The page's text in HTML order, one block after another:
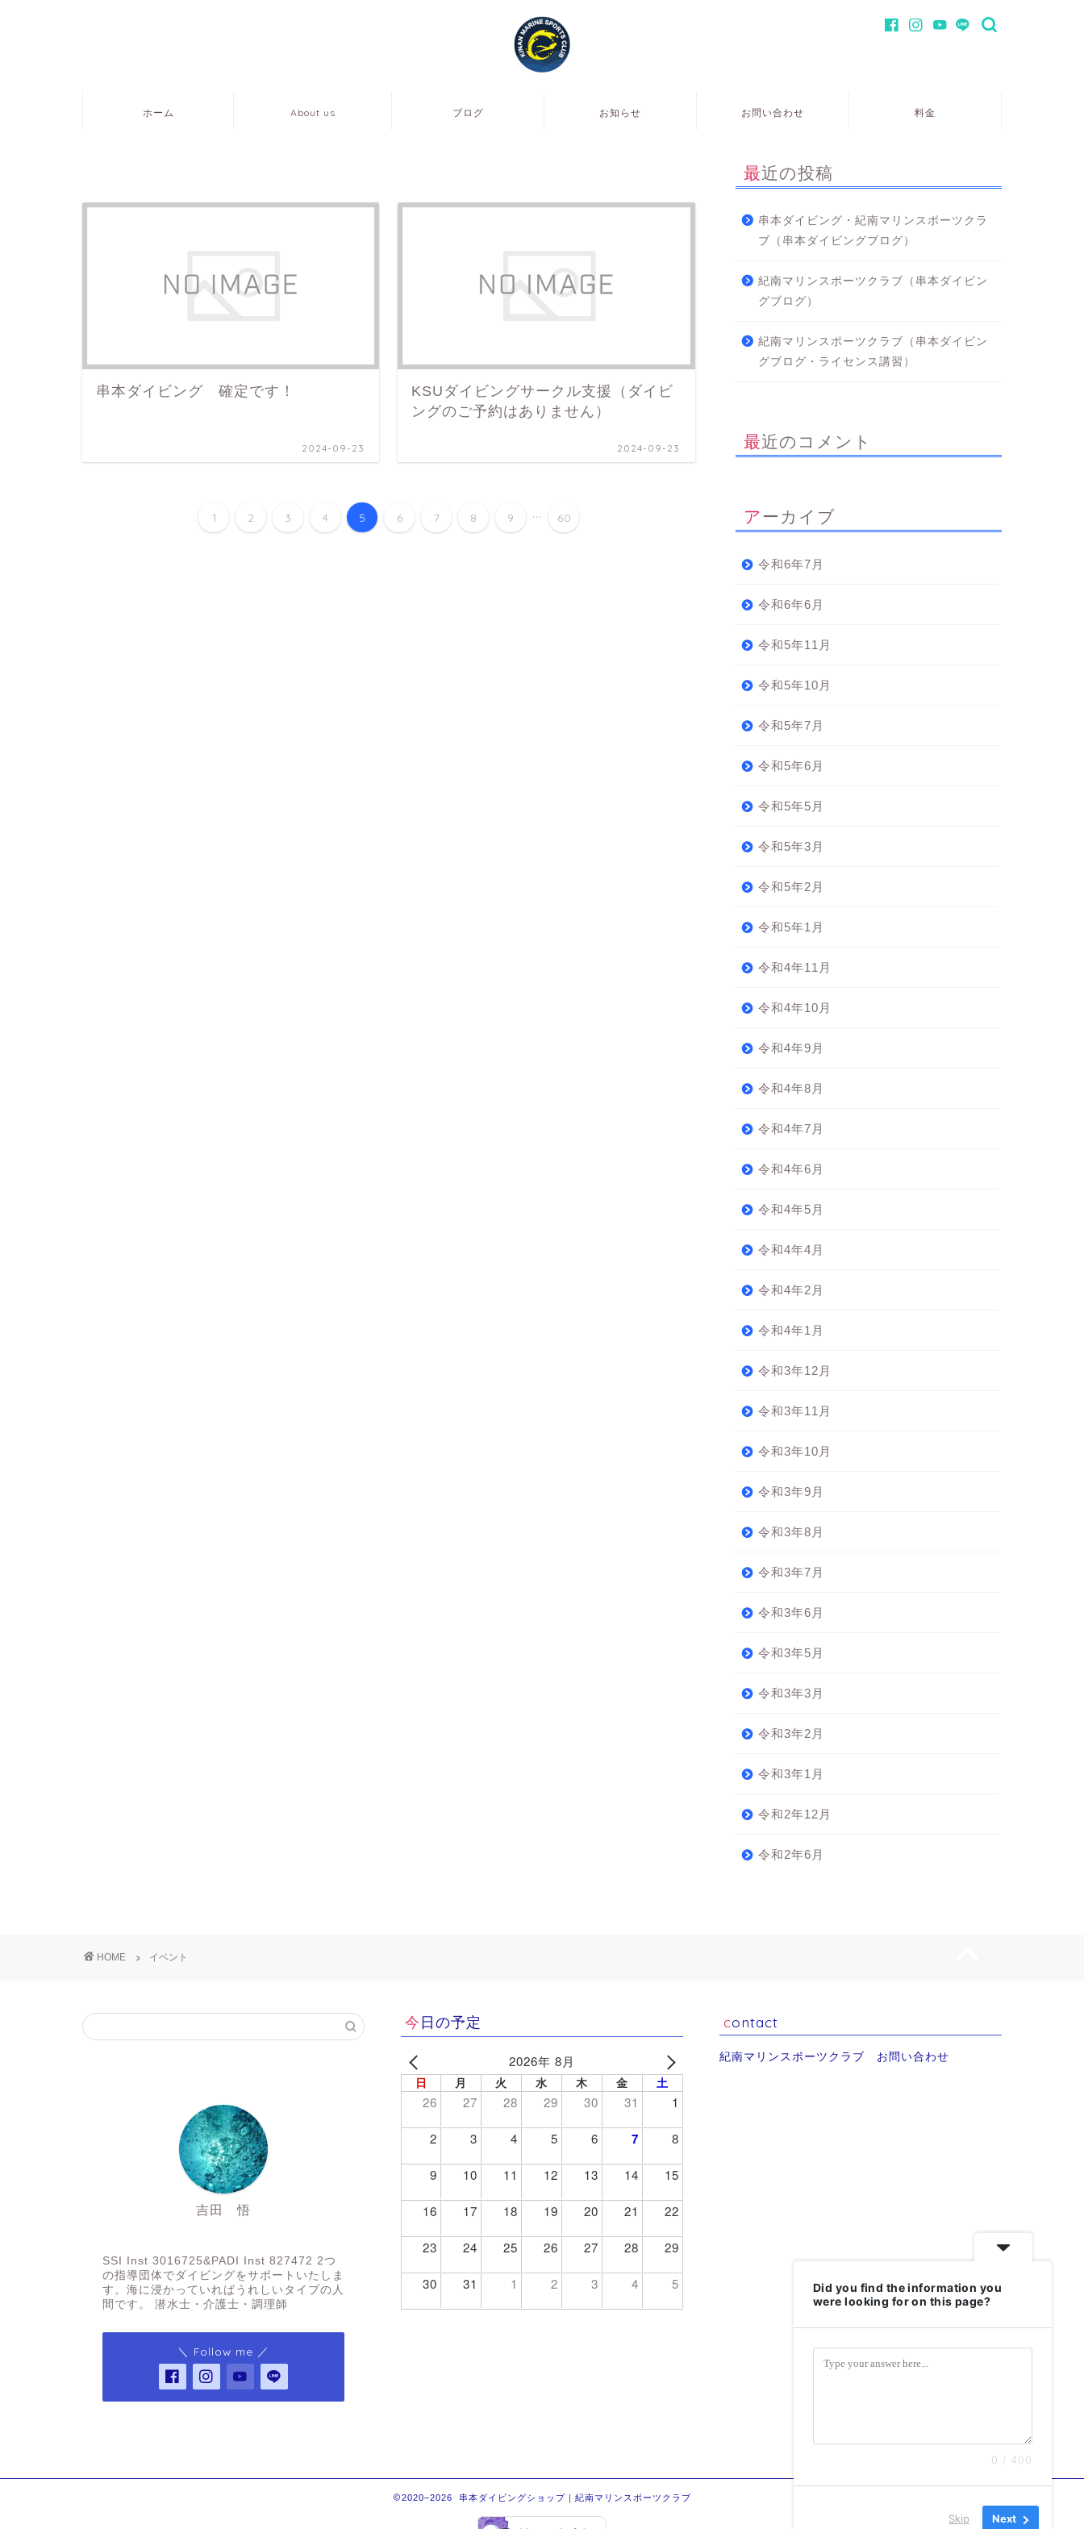
ホーム About us ブログ お知らせ お問い合わせ 料金
串本ダイビング 確定です！
2024-09-23
KSUダイビングサークル支援（ダイビ
ングのご予約はありません）
2024-09-23
1 2 3 4 5 6 7 8 9 ... 60
最近の投稿
串本ダイビング・紀南マリンスポーツクラ
ブ（串本ダイビングブログ）
紀南マリンスポーツクラブ（串本ダイビン
グブログ）
紀南マリンスポーツクラブ（串本ダイビン
グブログ・ライセンス講習）
最近のコメント
アーカイブ
令和6年7月
令和6年6月
令和5年11月
令和5年10月
令和5年7月
令和5年6月
令和5年5月
令和5年3月
令和5年2月
令和5年1月
令和4年11月
令和4年10月
令和4年9月
令和4年8月
令和4年7月
令和4年6月
令和4年5月
令和4年4月
令和4年2月
令和4年1月
令和3年12月
令和3年11月
令和3年10月
令和3年9月
令和3年8月
令和3年7月
令和3年6月
令和3年5月
令和3年3月
令和3年2月
令和3年1月
令和2年12月
令和2年6月
HOME イベント
吉田 悟
SSI Inst 3016725&PADI Inst 827472 2つ
の指導団体でダイビングをサポートいたしま
す。海に浸かっていればうれしいタイプの人
間です。 潜水士・介護士・調理師
＼ Follow me ／
今日の予定
2026年 8月
日 月 火 水 木 金 土
26 27 28 29 30 31 1
2 3 4 5 6 7 8
9 10 11 12 13 14 15
16 17 18 19 20 21 22
23 24 25 26 27 28 29
30 31 1 2 3 4 5
contact
紀南マリンスポーツクラブ お問い合わせ
2020–2026 串本ダイビングショップ｜紀南マリンスポーツクラブ
Did you find the information you
were looking for on this page?
0 / 400
Skip Next